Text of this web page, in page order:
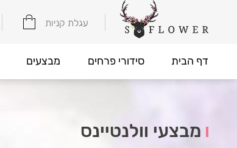
עגלת קניות
דף הבית סידורי פרחים מבצעים
מבצעי וולנטיינס